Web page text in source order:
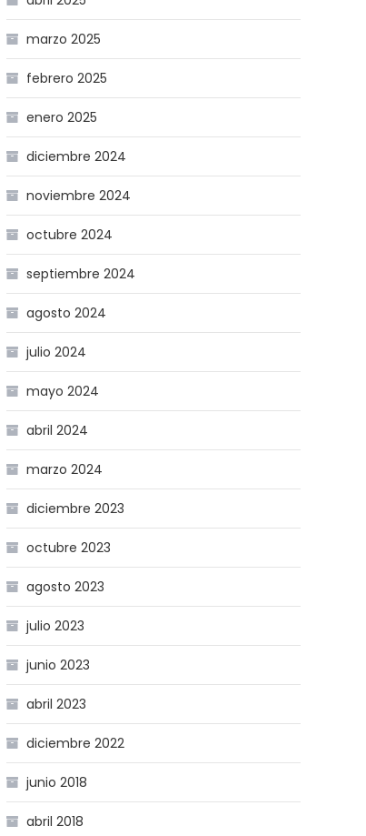
marzo 2025
febrero 2025
enero 2025
diciembre 2024
noviembre 2024
octubre 2024
septiembre 2024
agosto 2024
julio 2024
mayo 2024
abril 2024
marzo 2024
diciembre 2023
octubre 2023
agosto 2023
julio 2023
junio 2023
abril 2023
diciembre 2022
junio 2018
abril 2018